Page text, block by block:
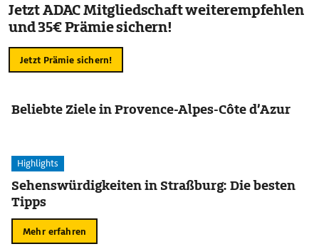
Jetzt ADAC Mitgliedschaft weiterempfehlen
und 35€ Prämie sichern!
Jetzt Prämie sichern!
Beliebte Ziele in Provence-Alpes-Côte d’Azur
Highlights
Sehenswürdigkeiten in Straßburg: Die besten
Tipps
Mehr erfahren